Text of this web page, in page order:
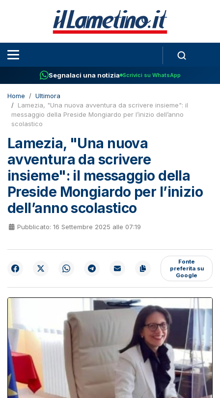
Segnalaci una notizia Scrivici su WhatsApp
Home
Ultimora
Lamezia, "Una nuova avventura da scrivere insieme": il
messaggio della Preside Mongiardo per l’inizio dell’anno
scolastico
Lamezia, "Una nuova
avventura da scrivere
insieme": il messaggio della
Preside Mongiardo per l’inizio
dell’anno scolastico
Pubblicato: 16 Settembre 2025 alle 07:19
Fonte
preferita su
Google